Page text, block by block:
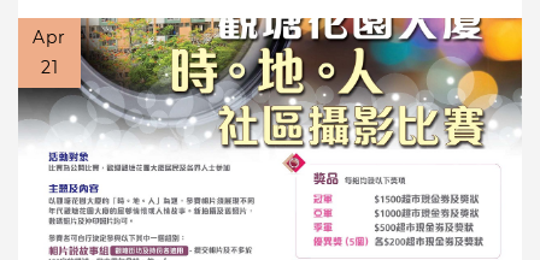
Apr
21